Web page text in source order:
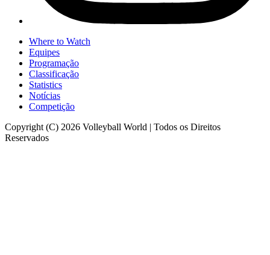
Where to Watch
Equipes
Programação
Classificação
Statistics
Notícias
Competição
Copyright (C) 2026 Volleyball World | Todos os Direitos
Reservados